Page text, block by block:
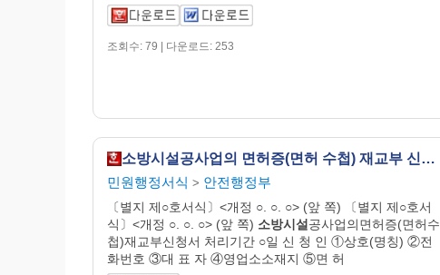
조회수: 79 | 다운로드: 253
소방시설공사업의 면허증(면허 수첩) 재교부 신청서
민원행정서식 > 안전행정부
〔별지 제○호서식〕<개정 ○. ○. ○> (앞 쪽) 〔별지 제○호서
식〕<개정 ○. ○. ○> (앞 쪽) 소방시설공사업의면허증(면허수
첩)재교부신청서 처리기간 ○일 신 청 인 ①상호(명칭) ②전
화번호 ③대 표 자 ④영업소소재지 ⑤면 허